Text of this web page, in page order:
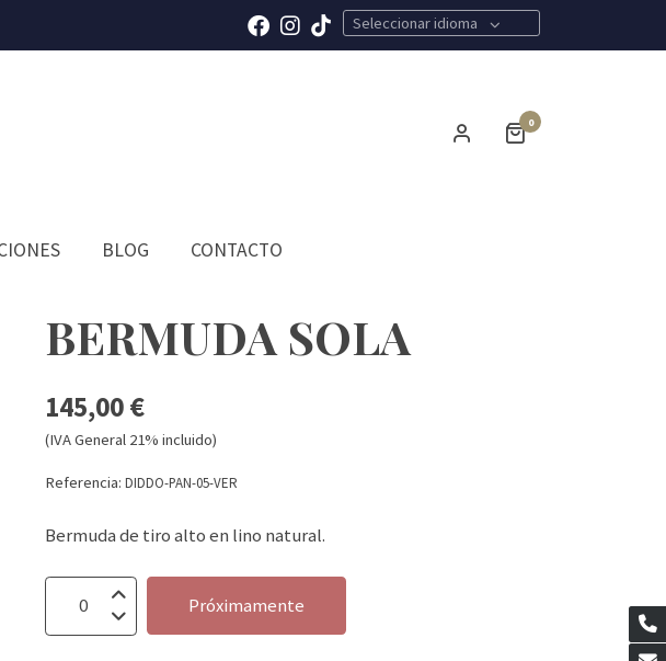
Seleccionar idioma
0
BLOG CONTACTO
BERMUDA SOLA
145,00 €
(IVA General 21% incluido)
Referencia:DIDDO-PAN-05-VER
Bermuda de tiro alto en lino natural.
Próximamente